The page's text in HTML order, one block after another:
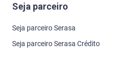
Seja parceiro
Seja parceiro Serasa
Seja parceiro Serasa Crédito